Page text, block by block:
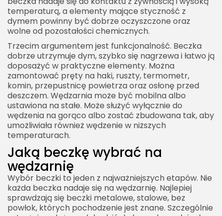
temperaturą, a elementy mające styczność z
dymem powinny być dobrze oczyszczone oraz
wolne od pozostałości chemicznych.
Trzecim argumentem jest funkcjonalność. Beczka
dobrze utrzymuje dym, szybko się nagrzewa i łatwo ją
doposażyć w praktyczne elementy. Można
zamontować pręty na haki, ruszty, termometr,
komin, przepustnicę powietrza oraz osłonę przed
deszczem. Wędzarnia może być mobilna albo
ustawiona na stałe. Może służyć wyłącznie do
wędzenia na gorąco albo zostać zbudowana tak, aby
umożliwiała również wędzenie w niższych
temperaturach.
Jaką beczkę wybrać na
wędzarnię
Wybór beczki to jeden z najważniejszych etapów. Nie
każda beczka nadaje się na wędzarnię. Najlepiej
sprawdzają się beczki metalowe, stalowe, bez
powłok, których pochodzenie jest znane. Szczególnie